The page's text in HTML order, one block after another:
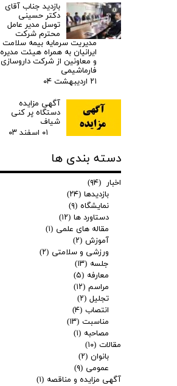
بازدید جناب آقای
دکتر حسینی
توسل مدیر عامل
محترم شرکت
مدیریت سرمایه بیمه سلامت
ایرانیان به همراه هیئت مدیره
و معاونین از شرکت داروسازی
فارماشیمی
۲۱ اردیبهشت ۰۴
آگهی مزایده
دستگاه پر کنی
شیاف
۰۱ اسفند ۰۳
دسته بندی ها
اخبار (۹۴)
بازدیدها (۲۴)
نمایشگاه (۹)
دستاورد ها (۱۲)
مقاله های علمی (۱)
آموزش (۲)
ورزشی و سلامتی (۲)
جلسه (۱۳)
معارفه (۵)
مراسم (۱۲)
تجلیل (۲)
انتصاب (۴)
مناسبت (۱۳)
مصاحبه (۱)
مقالات (۱۰)
بانوان (۲)
عمومی (۹)
آگهی مزایده و مناقصه (۱)